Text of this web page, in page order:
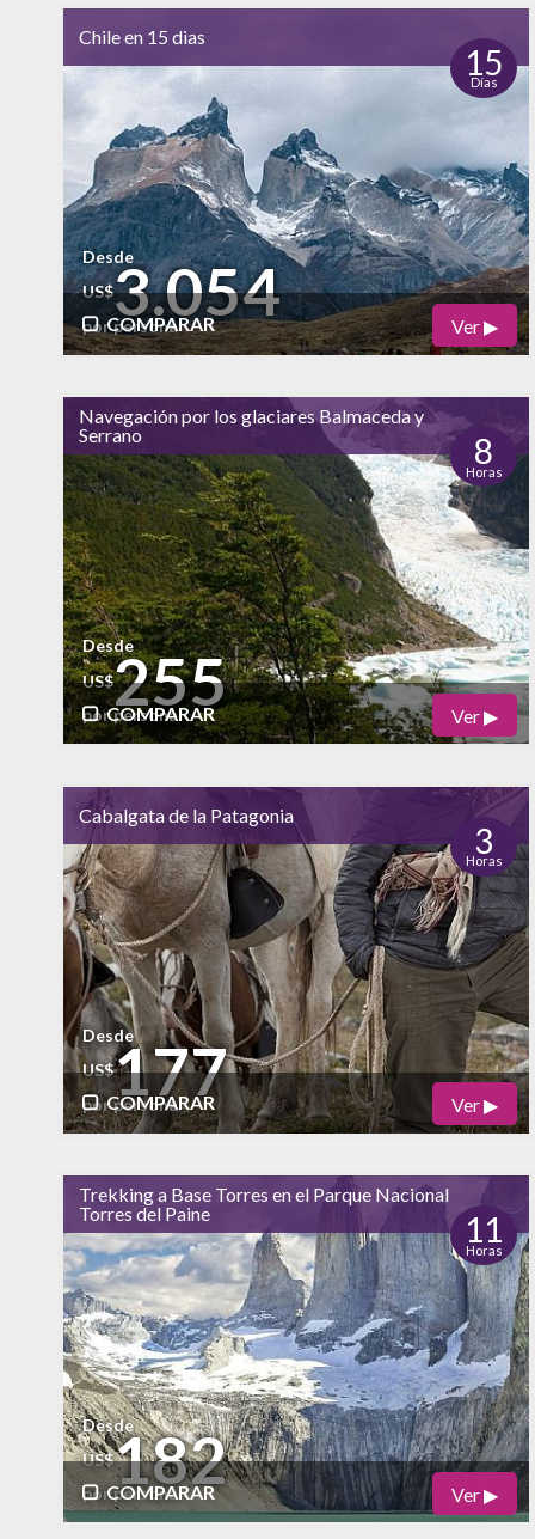
alto
Vida Nocturna
Chile en 15 dias
15
Días
Desde
US$3.054
por persona
COMPARAR
bajo
Naturaleza
alto
Vida Nocturna
Ver ▶
Navegación por los glaciares Balmaceda y
Serrano
8
Horas
Desde
US$255
por persona
COMPARAR
alto
Vida Nocturna
Ver ▶
Cabalgata de la Patagonia
3
Horas
Desde
US$177
por persona
COMPARAR
bajo
Naturaleza
alto
Vida Nocturna
Ver ▶
Trekking a Base Torres en el Parque Nacional
Torres del Paine
11
Horas
Desde
US$182
por persona
COMPARAR Ver ▶